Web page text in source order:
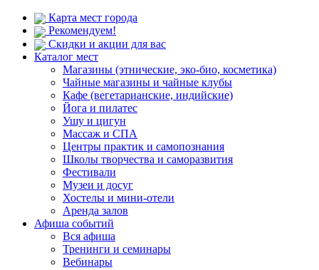
Карта мест города
Рекомендуем!
Скидки и акции для вас
Каталог мест
Магазины (этнические, эко-био, косметика)
Чайные магазины и чайные клубы
Кафе (вегетарианские, индийские)
Йога и пилатес
Ушу и цигун
Массаж и СПА
Центры практик и самопознания
Школы творчества и саморазвития
Фестивали
Музеи и досуг
Хостелы и мини-отели
Аренда залов
Афиша событий
Вся афиша
Тренинги и семинары
Вебинары